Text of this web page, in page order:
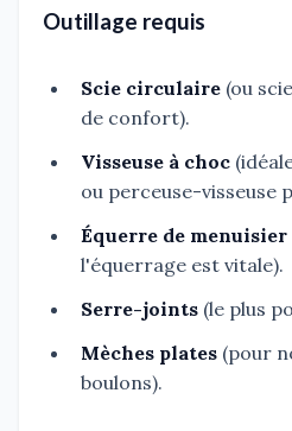
Outillage requis
Scie circulaire (ou
de confort).
Visseuse à choc
ou perceuse-visseuse
Équerre de menuisier
l'équerrage est vitale).
Serre-joints (le plus
Mèches plates (pour
boulons).